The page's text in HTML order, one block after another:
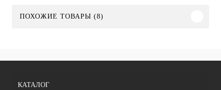
ПОХОЖИЕ ТОВАРЫ (8)
КАТАЛОГ